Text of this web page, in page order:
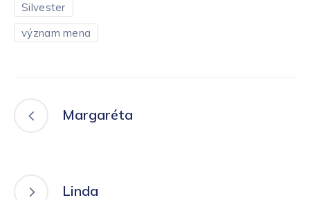
Silvester
význam mena
Margaréta
Linda